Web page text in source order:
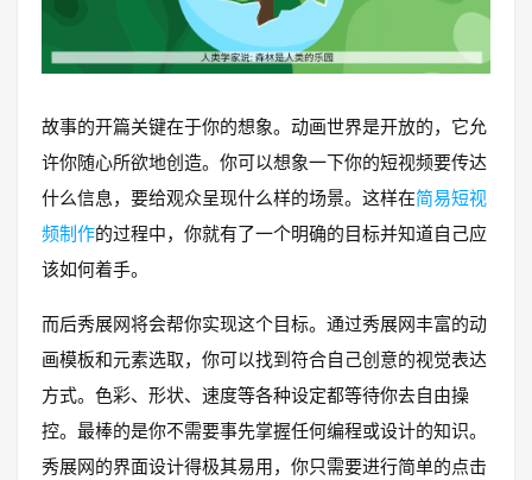
故事的开篇关键在于你的想象。动画世界是开放的，它允
许你随心所欲地创造。你可以想象一下你的短视频要传达
什么信息，要给观众呈现什么样的场景。这样在简易短视
频制作的过程中，你就有了一个明确的目标并知道自己应
该如何着手。
而后秀展网将会帮你实现这个目标。通过秀展网丰富的动
画模板和元素选取，你可以找到符合自己创意的视觉表达
方式。色彩、形状、速度等各种设定都等待你去自由操
控。最棒的是你不需要事先掌握任何编程或设计的知识。
秀展网的界面设计得极其易用，你只需要进行简单的点击